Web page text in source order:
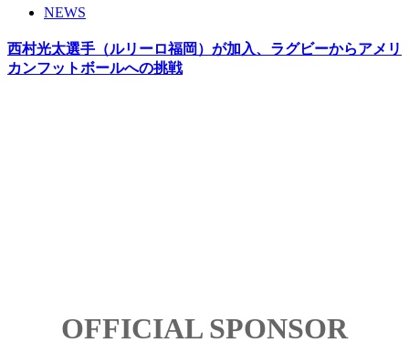
NEWS
西村光太選手（ルリーロ福岡）が加入、ラグビーからアメリ
カンフットボールへの挑戦
OFFICIAL SPONSOR